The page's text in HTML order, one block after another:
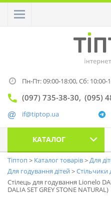
Пн-Пт: 09:00-18:00,Сб: 10:00-
(097) 735-38-30 (095)
if@tiptop.ua
КАТАЛОГ
Тіптоп Каталог товарів
Для
Для годування дітей
Стільчики
Стілець для годування Lionelo
DALIA SET GREY STONE NATURAL)